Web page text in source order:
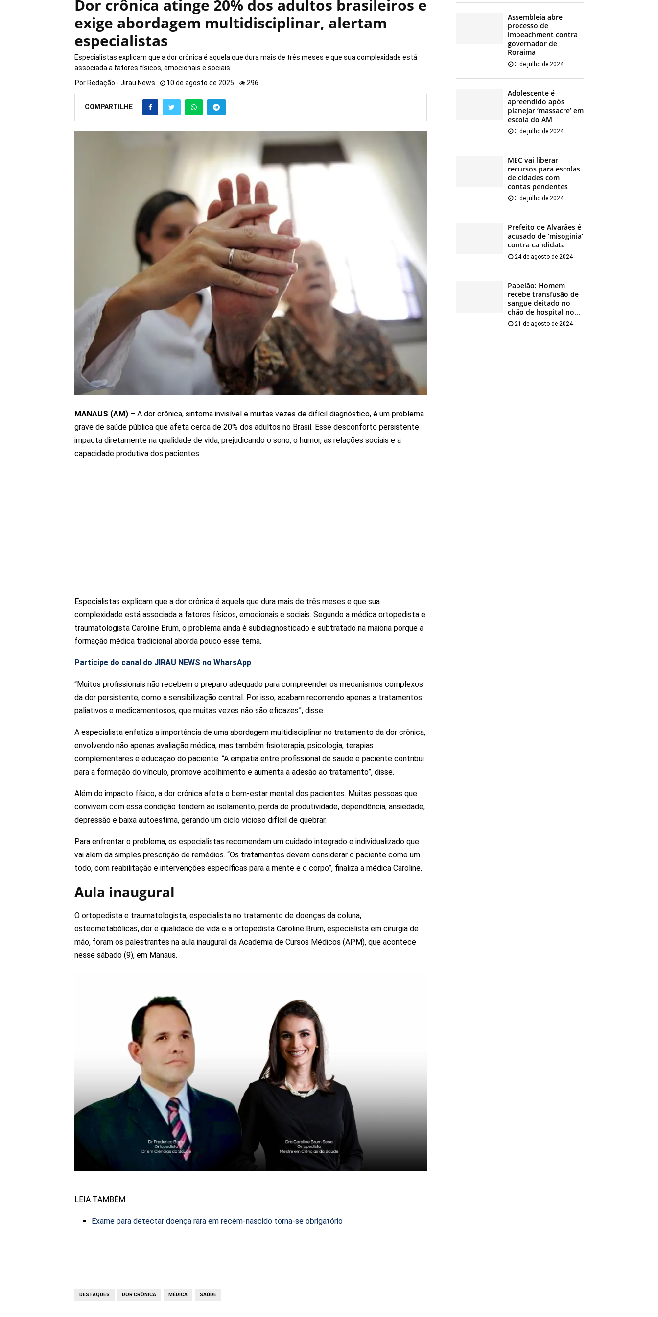
Dor crônica atinge 20% dos adultos brasileiros e
exige abordagem multidisciplinar, alertam
especialistas
Especialistas explicam que a dor crônica é aquela que dura mais de três meses e que sua complexidade está
associada a fatores físicos, emocionais e sociais
Por Redação - Jirau News 10 de agosto de 2025 296
COMPARTILHE
MANAUS (AM) – A dor crônica, sintoma invisível e muitas vezes de difícil diagnóstico, é um problema
grave de saúde pública que afeta cerca de 20% dos adultos no Brasil. Esse desconforto persistente
impacta diretamente na qualidade de vida, prejudicando o sono, o humor, as relações sociais e a
capacidade produtiva dos pacientes.
Especialistas explicam que a dor crônica é aquela que dura mais de três meses e que sua
complexidade está associada a fatores físicos, emocionais e sociais. Segundo a médica ortopedista e
traumatologista Caroline Brum, o problema ainda é subdiagnosticado e subtratado na maioria porque a
formação médica tradicional aborda pouco esse tema.
Participe do canal do JIRAU NEWS no WharsApp
“Muitos profissionais não recebem o preparo adequado para compreender os mecanismos complexos
da dor persistente, como a sensibilização central. Por isso, acabam recorrendo apenas a tratamentos
paliativos e medicamentosos, que muitas vezes não são eficazes”, disse.
A especialista enfatiza a importância de uma abordagem multidisciplinar no tratamento da dor crônica,
envolvendo não apenas avaliação médica, mas também fisioterapia, psicologia, terapias
complementares e educação do paciente. “A empatia entre profissional de saúde e paciente contribui
para a formação do vínculo, promove acolhimento e aumenta a adesão ao tratamento”, disse.
Além do impacto físico, a dor crônica afeta o bem-estar mental dos pacientes. Muitas pessoas que
convivem com essa condição tendem ao isolamento, perda de produtividade, dependência, ansiedade,
depressão e baixa autoestima, gerando um ciclo vicioso difícil de quebrar.
Para enfrentar o problema, os especialistas recomendam um cuidado integrado e individualizado que
vai além da simples prescrição de remédios. “Os tratamentos devem considerar o paciente como um
todo, com reabilitação e intervenções específicas para a mente e o corpo”, finaliza a médica Caroline.
Aula inaugural
O ortopedista e traumatologista, especialista no tratamento de doenças da coluna,
osteometabólicas, dor e qualidade de vida e a ortopedista Caroline Brum, especialista em cirurgia de
mão, foram os palestrantes na aula inaugural da Academia de Cursos Médicos (APM), que acontece
nesse sábado (9), em Manaus.
LEIA TAMBÉM
Exame para detectar doença rara em recém-nascido torna-se obrigatório
DESTAQUES DOR CRÔNICA MÉDICA SAÚDE
Assembleia abre
processo de
impeachment contra
governador de
Roraima
3 de julho de 2024
Adolescente é
apreendido após
planejar ‘massacre’ em
escola do AM
3 de julho de 2024
MEC vai liberar
recursos para escolas
de cidades com
contas pendentes
3 de julho de 2024
Prefeito de Alvarães é
acusado de ‘misoginia’
contra candidata
24 de agosto de 2024
Papelão: Homem
recebe transfusão de
sangue deitado no
chão de hospital no...
21 de agosto de 2024